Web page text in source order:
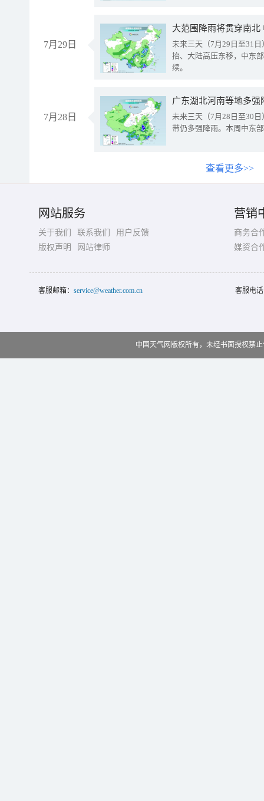
7月29日
大范围降雨将贯穿南
未来三天（7月29日至31
抬、大陆高压东移，中东
续。
7月28日
广东湖北河南等地多
未来三天（7月28日至30
带仍多强降雨。本周中东
查看更多>>
网站服务
关于我们 联系我们
用户反馈
版权声明
网站律师
营销
商务合
媒资合
客服邮箱： service@weather.com.cn 客服电
中国天气网版权所有，未经书面授权